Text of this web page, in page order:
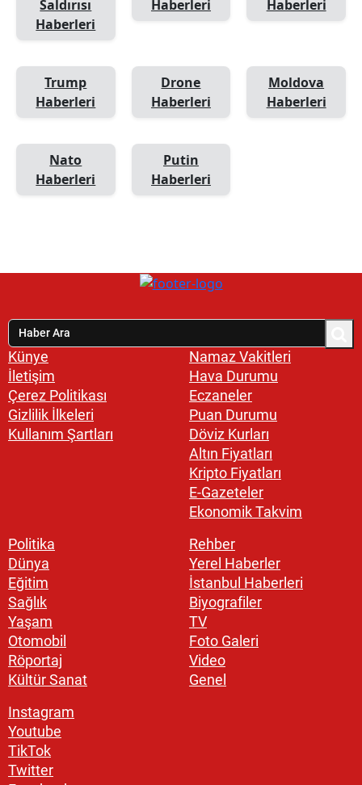
Saldırısı
Haberleri
Haberleri
Haberleri
Trump
Haberleri
Drone
Haberleri
Moldova
Haberleri
Nato
Haberleri
Putin
Haberleri
Künye
İletişim
Çerez Politikası
Gizlilik İlkeleri
Kullanım Şartları
Namaz Vakitleri
Hava Durumu
Eczaneler
Puan Durumu
Döviz Kurları
Altın Fiyatları
Kripto Fiyatları
E-Gazeteler
Ekonomik Takvim
Politika
Dünya
Eğitim
Sağlık
Yaşam
Otomobil
Röportaj
Kültür Sanat
Rehber
Yerel Haberler
İstanbul Haberleri
Biyografiler
TV
Foto Galeri
Video
Genel
Instagram
Youtube
TikTok
Twitter